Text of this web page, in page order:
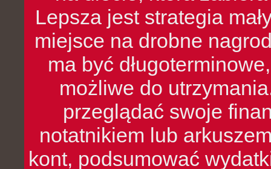
Lepsza jest strategia
miejsce na drobne
ma być
możliwe do
przeglądać swoje
notatnikiem lub
kont, podsumować